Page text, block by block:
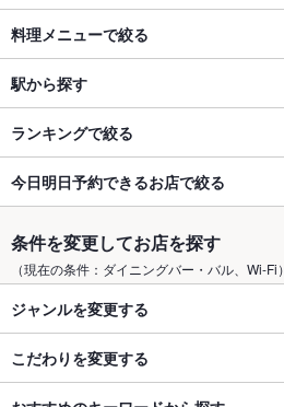
料理メニューで絞る
駅から探す
ランキングで絞る
今日明日予約できるお店で絞る
条件を変更してお店を探す
（現在の条件：ダイニングバー・バル、Wi-Fi）
ジャンルを変更する
こだわりを変更する